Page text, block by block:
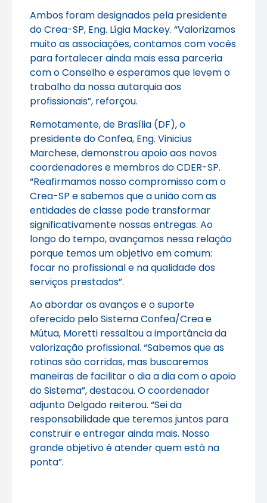
Ambos foram designados pela presidente
do Crea-SP, Eng. Lígia Mackey. “Valorizamos
muito as associações, contamos com vocês
para fortalecer ainda mais essa parceria
com o Conselho e esperamos que levem o
trabalho da nossa autarquia aos
profissionais”, reforçou.
Remotamente, de Brasília (DF), o
presidente do Confea, Eng. Vinicius
Marchese, demonstrou apoio aos novos
coordenadores e membros do CDER-SP.
“Reafirmamos nosso compromisso com o
Crea-SP e sabemos que a união com as
entidades de classe pode transformar
significativamente nossas entregas. Ao
longo do tempo, avançamos nessa relação
porque temos um objetivo em comum:
focar no profissional e na qualidade dos
serviços prestados”.
Ao abordar os avanços e o suporte
oferecido pelo Sistema Confea/Crea e
Mútua, Moretti ressaltou a importância da
valorização profissional. “Sabemos que as
rotinas são corridas, mas buscaremos
maneiras de facilitar o dia a dia com o apoio
do Sistema”, destacou. O coordenador
adjunto Delgado reiterou. “Sei da
responsabilidade que teremos juntos para
construir e entregar ainda mais. Nosso
grande objetivo é atender quem está na
ponta”.